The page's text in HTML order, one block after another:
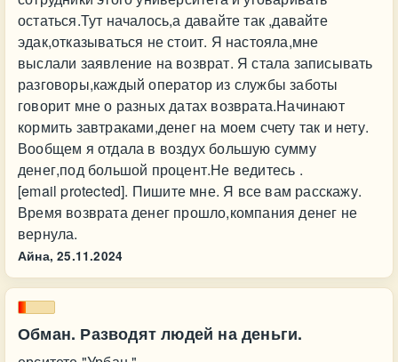
остаться.Тут началось,а давайте так ,давайте
эдак,отказываться не стоит. Я настояла,мне
выслали заявление на возврат. Я стала записывать
разговоры,каждый оператор из службы заботы
говорит мне о разных датах возврата.Начинают
кормить завтраками,денег на моем счету так и нету.
Вообщем я отдала в воздух большую сумму
денег,под большой процент.Не ведитесь .
[email protected]. Пишите мне. Я все вам расскажу.
Время возврата денег прошло,компания денег не
вернула.
Айна, 25.11.2024
Обман. Разводят людей на деньги.